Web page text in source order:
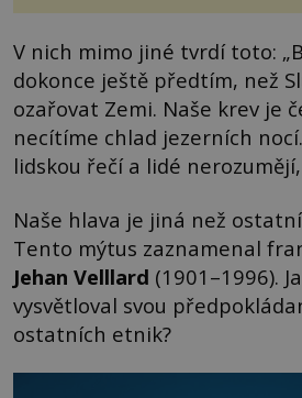
V nich mimo jiné tvrdí toto:
dokonce ještě předtím, než
ozařovat Zemi. Naše krev je
necítíme chlad jezerních
lidskou řečí a lidé
Naše hlava je jiná než
Tento mýtus zaznamenal
Jehan Velllard (1901–1996).
vysvětloval svou
ostatních etnik?